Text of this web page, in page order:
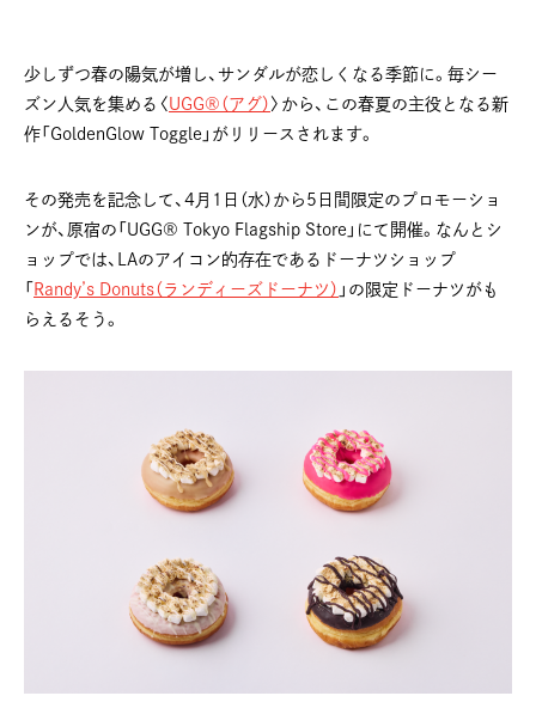
少しずつ春の陽気が増し、サンダルが恋しくなる季節に。毎シー
ズン人気を集める〈 UGG®（アグ） 〉から、この春夏の主役となる新
作「GoldenGlow Toggle」がリリースされます。
その発売を記念して、4月1日（水）から5日間限定のプロモーショ
ンが、原宿の「UGG® Tokyo Flagship Store」にて開催。なんとシ
ョップでは、LAのアイコン的存在であるドーナツショップ
「 Randy’s Donuts（ランディーズドーナツ） 」の限定ドーナツがも
らえるそう。